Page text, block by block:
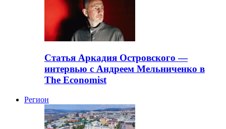
Статья Аркадия Островского —
интервью с Андреем Мельниченко в
The Economist
Регион